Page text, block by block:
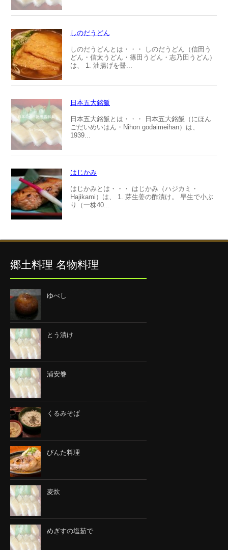
しのだうどん
しのだうどんとは・・・ しのだうどん（信田う
どん・信太うどん・篠田うどん・志乃田うどん）
は、 1. 油揚げを醤...
日本五大銘飯
日本五大銘飯とは・・・ 日本五大銘飯（にほん
ごだいめいはん・Nihon godaimeihan）は、
1939...
はじかみ
はじかみとは・・・ はじかみ（ハジカミ・
Hajikami）は、 1. 芽生姜の酢漬け。 早生で小ぶ
り（一株40...
郷土料理 名物料理
ゆべし
とう漬け
浦安巻
くるみそば
びんた料理
麦炊
めぎすの塩茹で